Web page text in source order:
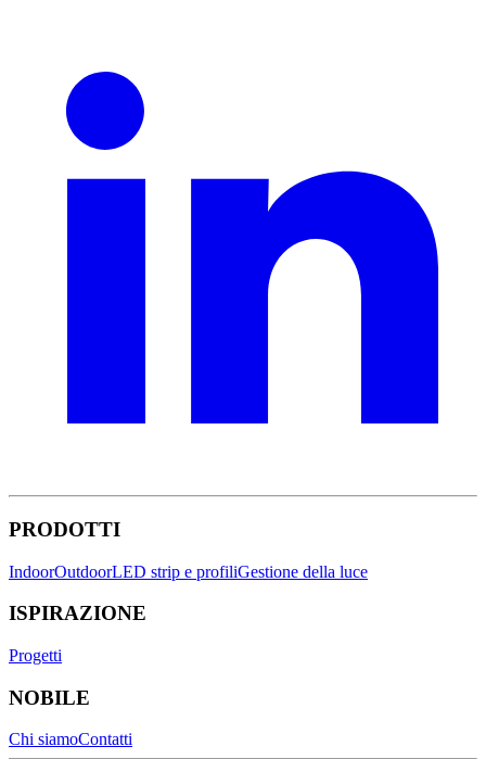
PRODOTTI
IndoorOutdoorLED strip e profiliGestione della luce
ISPIRAZIONE
Progetti
NOBILE
Chi siamoContatti